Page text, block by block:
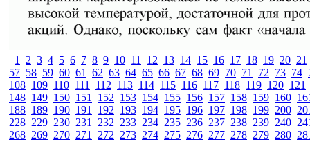
1 2 3 4 5 6 7 8 9 10 11 12 13 14 15 16 17 18 19 20 21
57 58 59 60 61 62 63 64 65 66 67 68 69 70 71 72 73 74
108 109 110 111 112 113 114 115 116 117 118 119 120 121
148 149 150 151 152 153 154 155 156 157 158 159 160
188 189 190 191 192 193 194 195 196 197 198 199 200
228 229 230 231 232 233 234 235 236 237 238 239 240
268 269 270 271 272 273 274 275 276 277 278 279 280